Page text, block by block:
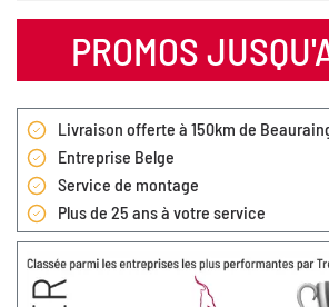
PROMOS
Livraison offerte à 150km de
Entreprise Belge
Service de montage
Plus de 25 ans à votre service